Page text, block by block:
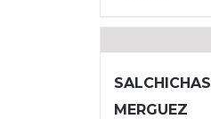
SALCHICHAS
MERGUEZ